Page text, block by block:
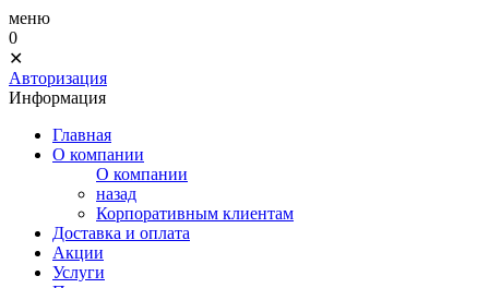
меню
0
✕
Авторизация
Информация
Главная
О компании
О компании
назад
Корпоративным клиентам
Доставка и оплата
Акции
Услуги